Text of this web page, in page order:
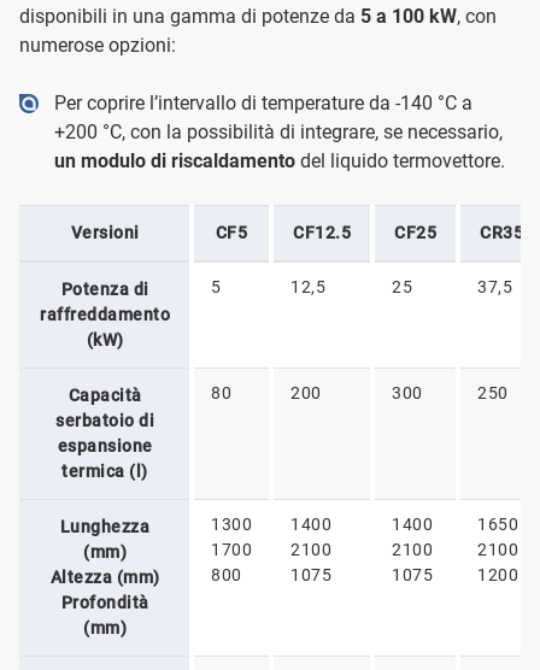
disponibili in una gamma di potenze da 5 a 100 kW, con
numerose opzioni:
Per coprire l’intervallo di temperature da -140 °C a
+200 °C, con la possibilità di integrare, se necessario,
un modulo di riscaldamentodel liquido termovettore.
Versioni CF5 CF12.5 CF25 CR35.5
Potenza di
raffreddamento
(kW)
5 12,5 25 37,5
Capacità
serbatoio di
espansione
termica (l)
80 200 300 250
Lunghezza
(mm)
Altezza (mm)
Profondità
(mm)
1300
1700
800
1400
2100
1075
1400
2100
1075
1650
2100
1200